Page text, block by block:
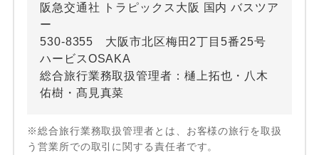
阪急交通社 トラピックス大阪 国内 バスツア
ー
530-8355 大阪市北区梅田2丁目5番25号
ハービスOSAKA
総合旅行業務取扱管理者：樋上拓也・八木
佑樹・髙見真菜
※総合旅行業務取扱管理者とは、お客様の旅行を取扱
う営業所での取引に関する責任者です。